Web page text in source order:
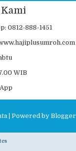
0812-888-1451
WIB
| Powered by Blogger